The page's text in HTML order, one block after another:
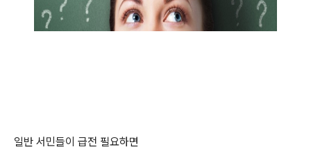
일반 서민들이 급전 필요하면